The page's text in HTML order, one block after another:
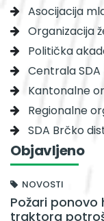
Asocijacija
Organizacija
Politička
Centrala SDA
Kantonalne
Regionalne
SDA Brčko
Objavljeno
NOVOSTI
Požari
traktora